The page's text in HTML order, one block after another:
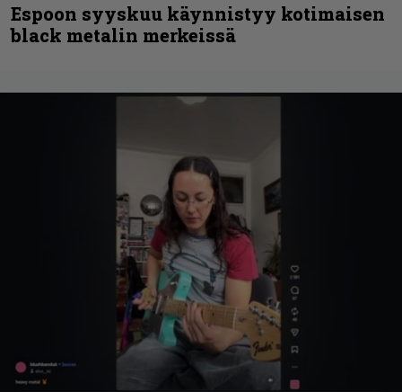
Espoon syyskuu käynnistyy kotimaisen
black metalin merkeissä